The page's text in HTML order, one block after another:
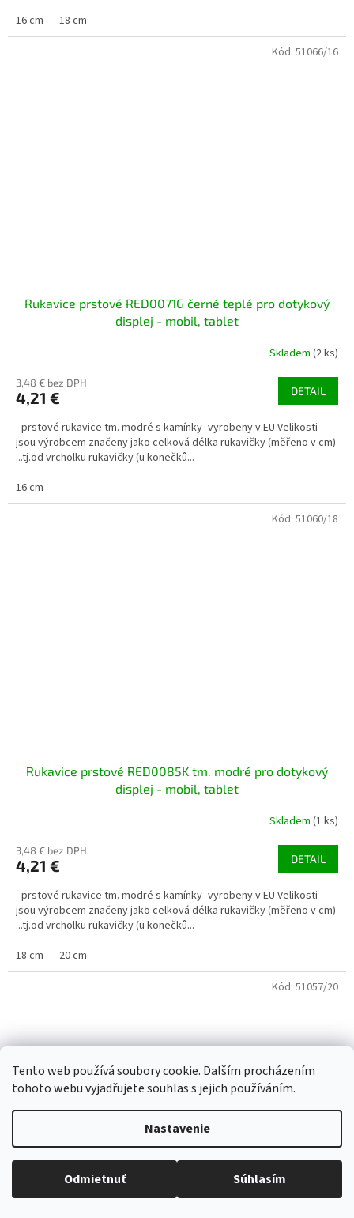
Tento web používá soubory cookie. Dalším procházením
tohoto webu vyjadřujete souhlas s jejich používáním.
Nastavenie
Odmietnuť Súhlasím
16 cm
18 cm
Rukavice prstové RED0071G černé teplé pro dotykový
displej - mobil, tablet
Skladem (2 ks)
3,48 € bez DPH
4,21 € DETAIL
- prstové rukavice tm. modré s kamínky- vyrobeny v EU Velikosti
jsou výrobcem značeny jako celková délka rukavičky (měřeno v cm)
...tj.od vrcholku rukavičky (u konečků...
16 cm
Kód: 51066/16
Rukavice prstové RED0085K tm. modré pro dotykový
displej - mobil, tablet
Skladem (1 ks)
3,48 € bez DPH
4,21 € DETAIL
- prstové rukavice tm. modré s kamínky- vyrobeny v EU Velikosti
jsou výrobcem značeny jako celková délka rukavičky (měřeno v cm)
...tj.od vrcholku rukavičky (u konečků...
18 cm
20 cm
Kód: 51060/18
Kód: 51057/20